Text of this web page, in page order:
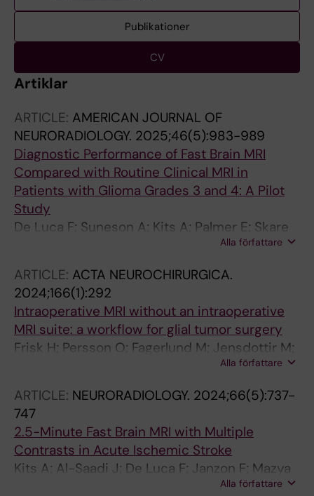
Publikationer
CV
Artiklar
ARTICLE: AMERICAN JOURNAL OF
NEURORADIOLOGY. 2025;46(5):983-989
Diagnostic Performance of Fast Brain MRI
Compared with Routine Clinical MRI in
Patients with Glioma Grades 3 and 4: A Pilot
Study
De Luca F; Suneson A; Kits A; Palmer E; Skare
Alla författare
ARTICLE: ACTA NEUROCHIRURGICA.
2024;166(1):292
Intraoperative MRI without an intraoperative
MRI suite: a workflow for glial tumor surgery
Frisk H; Persson O; Fagerlund M; Jensdottir M;
El-Hajj VG; Burstrom G; Sunesson A; Kits A;
Majing T; Edstrom E; Kaijser M; Elmi-Terander
A
Alla författare
ARTICLE: NEURORADIOLOGY. 2024;66(5):737-
747
2.5-Minute Fast Brain MRI with Multiple
Contrasts in Acute Ischemic Stroke
Kits A; Al-Saadi J; De Luca F; Janzon F; Mazya
MV; Lundberg J; Sprenger T; Skare S; Delgado
Alla författare